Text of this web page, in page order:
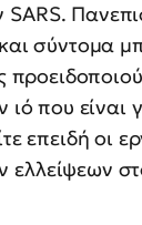
σύντομα
ιό που είναι
επειδή οι